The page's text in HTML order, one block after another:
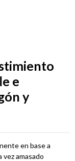
e
y
en base a
amasado